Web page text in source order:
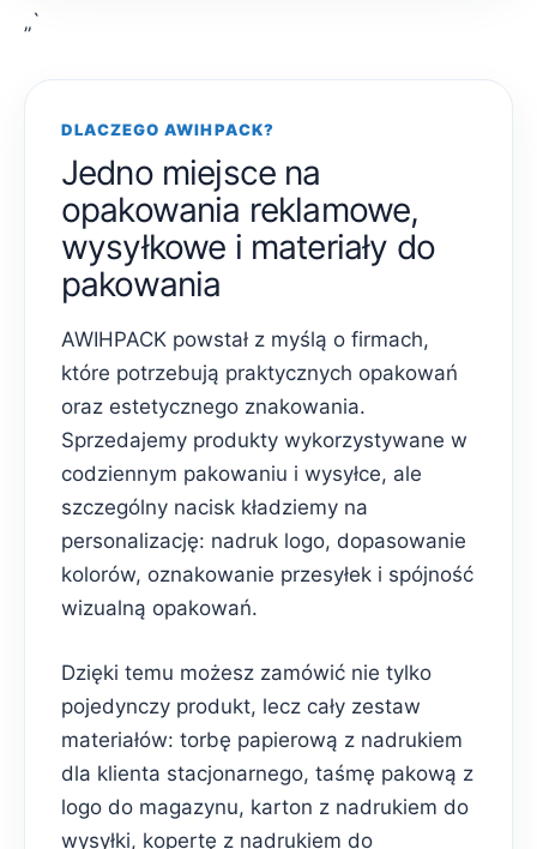
„`
DLACZEGO AWIHPACK?
Jedno miejsce na
opakowania reklamowe,
wysyłkowe i materiały do
pakowania
AWIHPACK powstał z myślą o firmach,
które potrzebują praktycznych opakowań
oraz estetycznego znakowania.
Sprzedajemy produkty wykorzystywane w
codziennym pakowaniu i wysyłce, ale
szczególny nacisk kładziemy na
personalizację: nadruk logo, dopasowanie
kolorów, oznakowanie przesyłek i spójność
wizualną opakowań.
Dzięki temu możesz zamówić nie tylko
pojedynczy produkt, lecz cały zestaw
materiałów: torbę papierową z nadrukiem
dla klienta stacjonarnego, taśmę pakową z
logo do magazynu, karton z nadrukiem do
wysyłki, kopertę z nadrukiem do